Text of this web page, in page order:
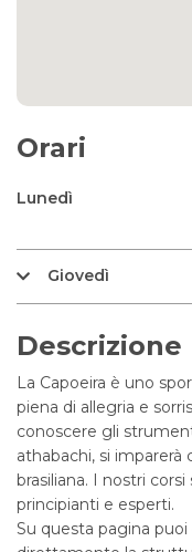
Orari
Lunedì
Giovedì
Descrizione
La Capoeira è uno
piena di allegria e
conoscere gli
athabachi, si
brasiliana. I nostri
principianti e esperti.
Su questa pagina